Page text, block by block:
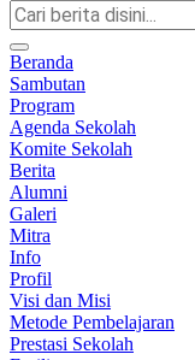
Beranda
Sambutan
Program
Agenda Sekolah
Komite Sekolah
Berita
Alumni
Galeri
Mitra
Info
Profil
Visi dan Misi
Metode Pembelajaran
Prestasi Sekolah